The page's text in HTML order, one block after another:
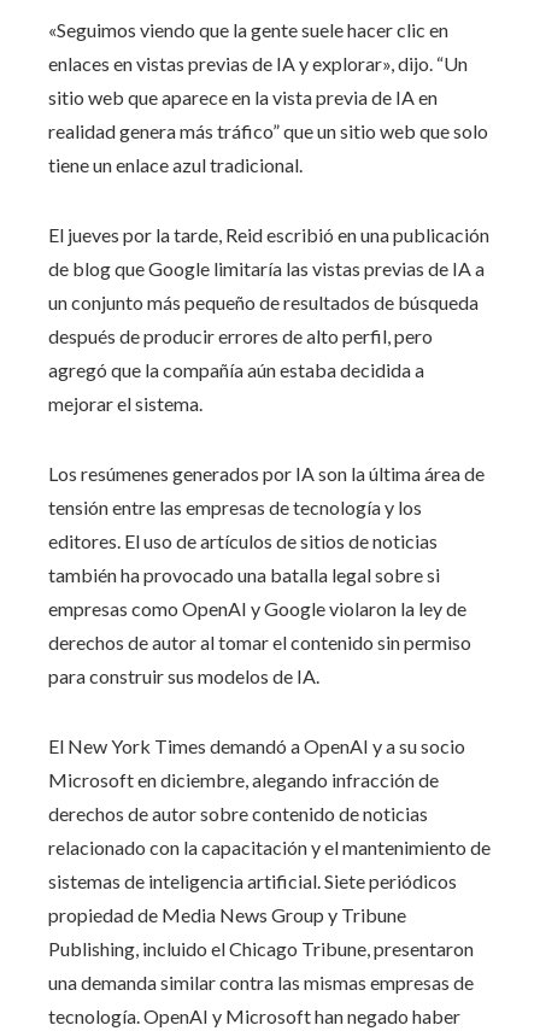
«Seguimos viendo que la gente suele hacer clic en
enlaces en vistas previas de IA y explorar», dijo. “Un
sitio web que aparece en la vista previa de IA en
realidad genera más tráfico” que un sitio web que solo
tiene un enlace azul tradicional.
El jueves por la tarde, Reid escribió en una publicación
de blog que Google limitaría las vistas previas de IA a
un conjunto más pequeño de resultados de búsqueda
después de producir errores de alto perfil, pero
agregó que la compañía aún estaba decidida a
mejorar el sistema.
Los resúmenes generados por IA son la última área de
tensión entre las empresas de tecnología y los
editores. El uso de artículos de sitios de noticias
también ha provocado una batalla legal sobre si
empresas como OpenAI y Google violaron la ley de
derechos de autor al tomar el contenido sin permiso
para construir sus modelos de IA.
El New York Times demandó a OpenAI y a su socio
Microsoft en diciembre, alegando infracción de
derechos de autor sobre contenido de noticias
relacionado con la capacitación y el mantenimiento de
sistemas de inteligencia artificial. Siete periódicos
propiedad de Media News Group y Tribune
Publishing, incluido el Chicago Tribune, presentaron
una demanda similar contra las mismas empresas de
tecnología. OpenAI y Microsoft han negado haber